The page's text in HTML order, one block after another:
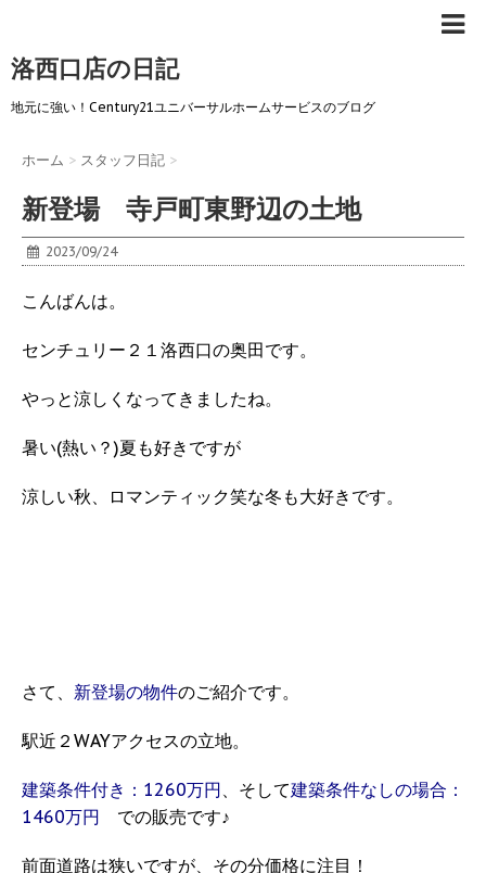
洛西口店の日記
地元に強い！Century21ユニバーサルホームサービスのブログ
ホーム > スタッフ日記 >
新登場 寺戸町東野辺の土地
2023/09/24
こんばんは。
センチュリー２１洛西口の奥田です。
やっと涼しくなってきましたね。
暑い(熱い？)夏も好きですが
涼しい秋、ロマンティック笑な冬も大好きです。
さて、 新登場の物件のご紹介です。
駅近２WAYアクセスの立地。
建築条件付き：1260万円、そして建築条件なしの場合：
1460万円 での販売です♪
前面道路は狭いですが、その分価格に注目！